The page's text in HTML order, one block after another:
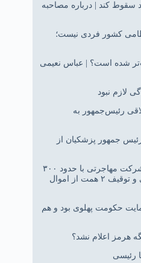
سقوط کند | درباره مصاحبه
کشور فردی نیست؛
شده است؟ | عباس نعیمی
رئیس‌جمهور به
جمهور پزشکیان از
رسیدگی به پرونده کلاهبرداری یک شرکت مهاجرتی با حدود ۳۰۰
شاکی در دادسرای تهران | شناسایی و توقیف ۲ همت از اموال
حکومت پهلوی بود و هم
هرمز اعلام نشد؟
رئیسی